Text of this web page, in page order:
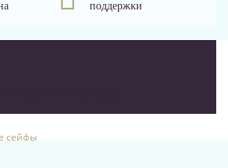
бары
сейфы
поддержки